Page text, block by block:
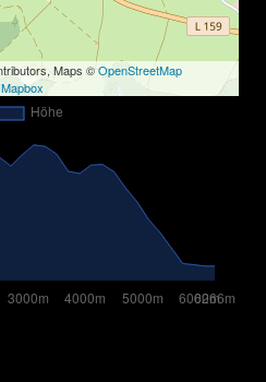
Maps ©OpenStreetMap
Mapbox